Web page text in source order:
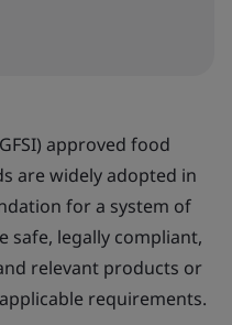
approved food
are widely adopted in
for a system of
safe, legally compliant,
relevant products or
requirements.